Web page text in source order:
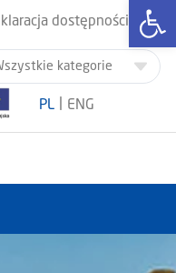
dostępności
PL ENG